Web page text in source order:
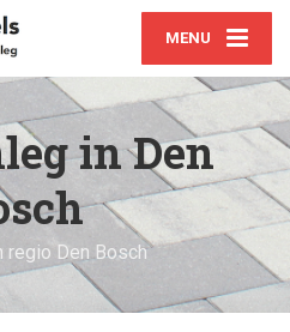
MENU
in Den
regio Den Bosch